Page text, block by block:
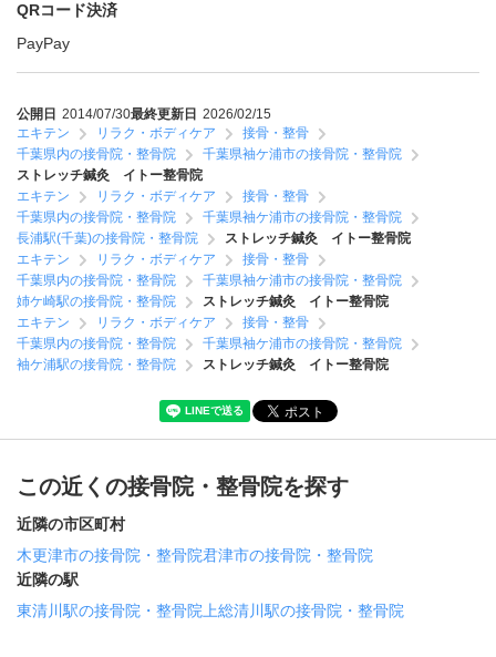
QRコード決済
PayPay
公開日 2014/07/30最終更新日 2026/02/15
エキテン
リラク・ボディケア
接骨・整骨
千葉県内の接骨院・整骨院
千葉県袖ケ浦市の接骨院・整骨院
ストレッチ鍼灸 イトー整骨院
エキテン
リラク・ボディケア
接骨・整骨
千葉県内の接骨院・整骨院
千葉県袖ケ浦市の接骨院・整骨院
長浦駅(千葉)の接骨院・整骨院
ストレッチ鍼灸 イトー整骨院
エキテン
リラク・ボディケア
接骨・整骨
千葉県内の接骨院・整骨院
千葉県袖ケ浦市の接骨院・整骨院
姉ケ崎駅の接骨院・整骨院
ストレッチ鍼灸 イトー整骨院
エキテン
リラク・ボディケア
接骨・整骨
千葉県内の接骨院・整骨院
千葉県袖ケ浦市の接骨院・整骨院
袖ケ浦駅の接骨院・整骨院
ストレッチ鍼灸 イトー整骨院
この近くの接骨院・整骨院を探す
近隣の市区町村
木更津市の接骨院・整骨院君津市の接骨院・整骨院
近隣の駅
東清川駅の接骨院・整骨院 上総清川駅の接骨院・整骨院